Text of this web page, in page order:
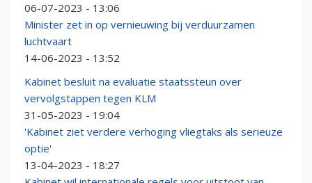
06-07-2023 - 13:06
Minister zet in op vernieuwing bij verduurzamen
luchtvaart
14-06-2023 - 13:52
Kabinet besluit na evaluatie staatssteun over
vervolgstappen tegen KLM
31-05-2023 - 19:04
'Kabinet ziet verdere verhoging vliegtaks als serieuze
optie'
13-04-2023 - 18:27